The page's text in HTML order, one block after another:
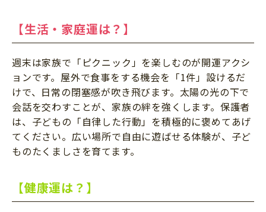
【生活・家庭運は？】
週末は家族で「ピクニック」を楽しむのが開運アクシ
ョンです。屋外で食事をする機会を「1件」設けるだ
けで、日常の閉塞感が吹き飛びます。太陽の光の下で
会話を交わすことが、家族の絆を強くします。保護者
は、子どもの「自律した行動」を積極的に褒めてあげ
てください。広い場所で自由に遊ばせる体験が、子ど
ものたくましさを育てます。
【健康運は？】